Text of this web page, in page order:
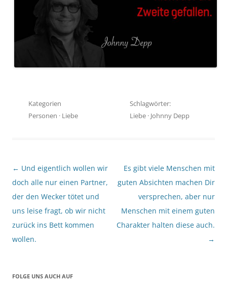
Kategorien
Personen · Liebe
Schlagwörter:
Liebe · Johnny Depp
Beitragsnavigation
← Und eigentlich wollen wir
doch alle nur einen Partner,
der den Wecker tötet und
uns leise fragt, ob wir nicht
zurück ins Bett kommen
wollen.
Es gibt viele Menschen mit
guten Absichten machen Dir
versprechen, aber nur
Menschen mit einem guten
Charakter halten diese auch.
→
FOLGE UNS AUCH AUF